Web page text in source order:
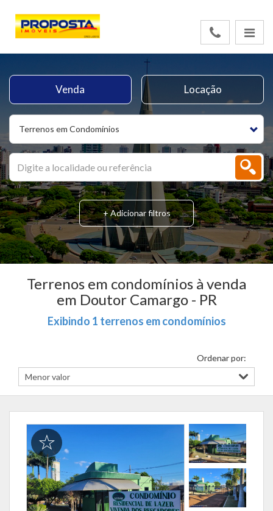
Terrenos em Condomínios
Venda Locação
+ Adicionar filtros
Terrenos em condomínios à venda
em Doutor Camargo - PR
Exibindo 1 terrenos em condomínios
Ordenar por: